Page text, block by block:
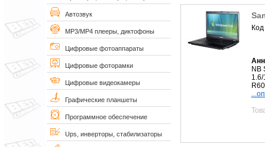
Автозвук
MP3/MP4 плееры, диктофоны
Цифровые фотоаппараты
Цифровые фоторамки
Цифровые видеокамеры
Графические планшеты
Программное обеспечение
Ups, инверторы, стабилизаторы
NB